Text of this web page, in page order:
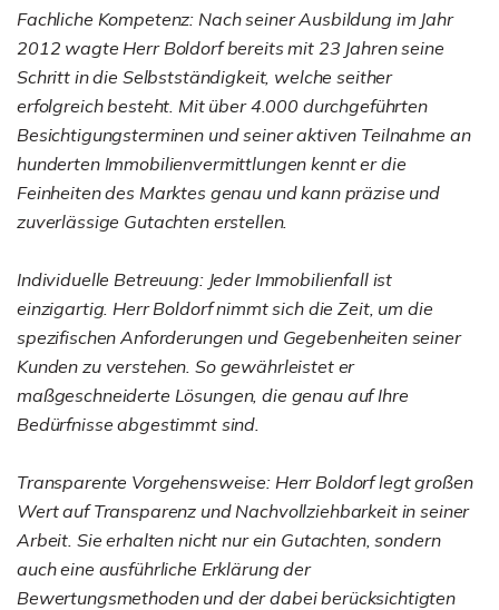
Fachliche Kompetenz: Nach seiner Ausbildung im Jahr
2012 wagte Herr Boldorf bereits mit 23 Jahren seine
Schritt in die Selbstständigkeit, welche seither
erfolgreich besteht. Mit über 4.000 durchgeführten
Besichtigungsterminen und seiner aktiven Teilnahme an
hunderten Immobilienvermittlungen kennt er die
Feinheiten des Marktes genau und kann präzise und
zuverlässige Gutachten erstellen.
Individuelle Betreuung: Jeder Immobilienfall ist
einzigartig. Herr Boldorf nimmt sich die Zeit, um die
spezifischen Anforderungen und Gegebenheiten seiner
Kunden zu verstehen. So gewährleistet er
maßgeschneiderte Lösungen, die genau auf Ihre
Bedürfnisse abgestimmt sind.
Transparente Vorgehensweise: Herr Boldorf legt großen
Wert auf Transparenz und Nachvollziehbarkeit in seiner
Arbeit. Sie erhalten nicht nur ein Gutachten, sondern
auch eine ausführliche Erklärung der
Bewertungsmethoden und der dabei berücksichtigten